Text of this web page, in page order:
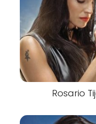
Rosario